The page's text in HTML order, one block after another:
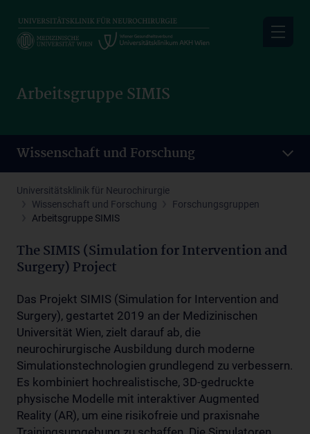
main
Arbeitsgruppe SIMIS
Wissenschaft und Forschung
Universitätsklinik für Neurochirurgie
Wissenschaft und Forschung
Forschungsgruppen
Arbeitsgruppe SIMIS
The SIMIS (Simulation for Intervention and
Surgery) Project
Das Projekt SIMIS (Simulation for Intervention and
Surgery), gestartet 2019 an der Medizinischen
Universität Wien, zielt darauf ab, die
neurochirurgische Ausbildung durch moderne
Simulationstechnologien grundlegend zu verbessern.
Es kombiniert hochrealistische, 3D-gedruckte
physische Modelle mit interaktiver Augmented
Reality (AR), um eine risikofreie und praxisnahe